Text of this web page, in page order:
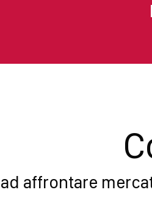
affrontare